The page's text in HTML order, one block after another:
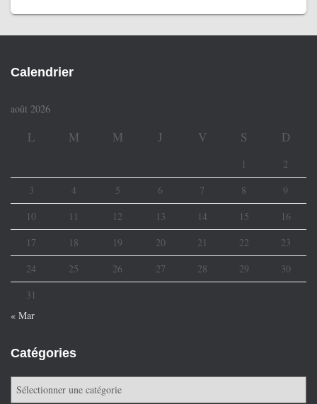
Calendrier
août 2026
L M M J V S D
1
2
3
4 5 6 7 8
9
10
11 12 13 14 15
16
17
18 19 20 21 22
23
24
25 26 27 28 29
30
31
« Mar
Catégories